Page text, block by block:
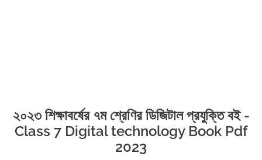
২০২৩ শিক্ষাবর্ষের ৭ম শ্রেণির ডিজিটাল প্রযুক্তি বই -
Class 7 Digital technology Book Pdf
2023